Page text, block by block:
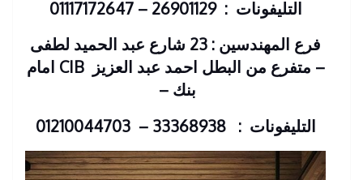
التليفونات : 26901129 – 01117172647
فرع المهندسين : 23 شارع عبد الحميد لطفى
– متفرع من البطل احمد عبد العزيز
CIB امام
بنك –
التليفونات : 33368938 – 01210044703